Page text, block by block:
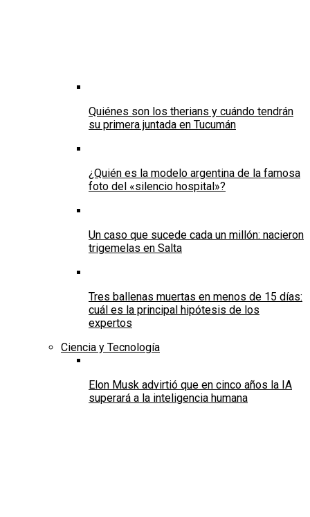
Quiénes son los therians y cuándo tendrán
su primera juntada en Tucumán
¿Quién es la modelo argentina de la famosa
foto del «silencio hospital»?
Un caso que sucede cada un millón: nacieron
trigemelas en Salta
Tres ballenas muertas en menos de 15 días:
cuál es la principal hipótesis de los
expertos
Ciencia y Tecnología
Elon Musk advirtió que en cinco años la IA
superará a la inteligencia humana